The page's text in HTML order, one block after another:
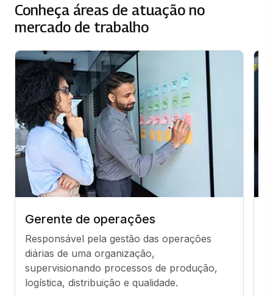
Conheça áreas de atuação no
mercado de trabalho
Gerente de operações
Responsável pela gestão das operações
diárias de uma organização,
supervisionando processos de produção,
logística, distribuição e qualidade.